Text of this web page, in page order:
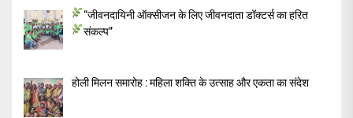
“जीवनदायिनी ऑक्सीजन के लिए जीवनदाता डॉक्टर्स का हरित
संकल्प”
होली मिलन समारोह : महिला शक्ति के उत्साह और एकता का संदेश